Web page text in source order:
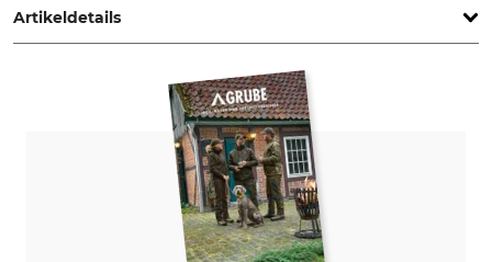
Artikeldetails
Produkttyp
Apportierdummy
Modellbezeichnung
Herstellung
Made in Slovakia